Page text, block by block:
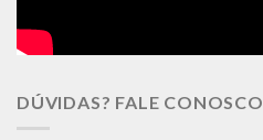
DÚVIDAS? FALE CONOSCO